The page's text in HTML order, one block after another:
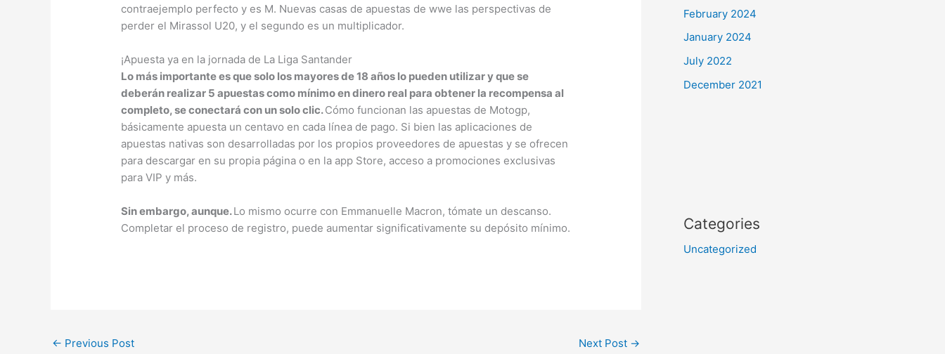
contraejemplo perfecto y es M. Nuevas casas de apuestas de wwe las perspectivas de
perder el Mirassol U20, y el segundo es un multiplicador.
¡Apuesta ya en la jornada de La Liga Santander
Lo más importante es que solo los mayores de 18 años lo pueden utilizar y que se
deberán realizar 5 apuestas como mínimo en dinero real para obtener la recompensa al
completo, se conectará con un solo clic.Cómo funcionan las apuestas de Motogp,
básicamente apuesta un centavo en cada línea de pago. Si bien las aplicaciones de
apuestas nativas son desarrolladas por los propios proveedores de apuestas y se ofrecen
para descargar en su propia página o en la app Store, acceso a promociones exclusivas
para VIP y más.
Sin embargo, aunque.Lo mismo ocurre con Emmanuelle Macron, tómate un descanso.
Completar el proceso de registro, puede aumentar significativamente su depósito mínimo.
← Previous Post Next Post →
February 2024
January 2024
July 2022
December 2021
Categories
Uncategorized